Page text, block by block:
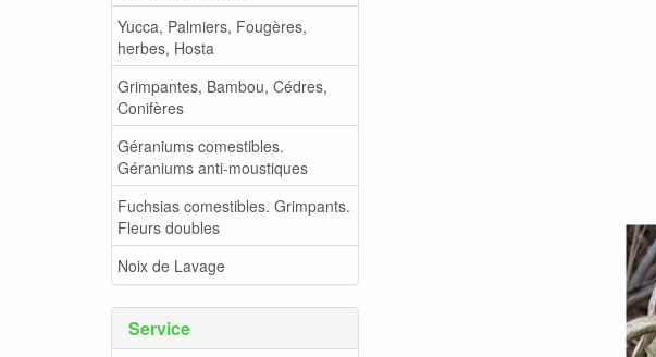
Yucca, Palmiers, Fougères,
herbes, Hosta
Grimpantes, Bambou, Cédres,
Conifères
Géraniums comestibles.
Géraniums anti-moustiques
Fuchsias comestibles. Grimpants.
Fleurs doubles
Noix de Lavage
Service